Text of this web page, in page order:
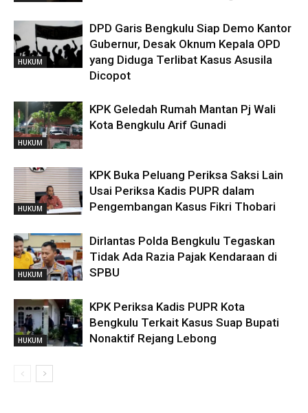
HUKUM
DPD Garis Bengkulu Siap Demo Kantor
Gubernur, Desak Oknum Kepala OPD
yang Diduga Terlibat Kasus Asusila
Dicopot
HUKUM
KPK Geledah Rumah Mantan Pj Wali
Kota Bengkulu Arif Gunadi
HUKUM
KPK Buka Peluang Periksa Saksi Lain
Usai Periksa Kadis PUPR dalam
Pengembangan Kasus Fikri Thobari
HUKUM
Dirlantas Polda Bengkulu Tegaskan
Tidak Ada Razia Pajak Kendaraan di
SPBU
HUKUM
KPK Periksa Kadis PUPR Kota
Bengkulu Terkait Kasus Suap Bupati
Nonaktif Rejang Lebong